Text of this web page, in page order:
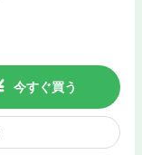
今すぐ買う